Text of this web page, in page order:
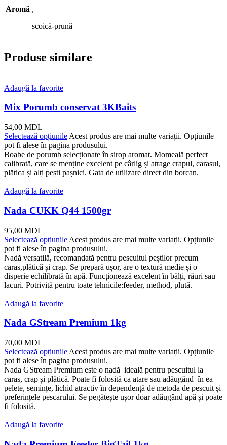
Aromă ,
scoică-prună
Produse similare
Adaugă la favorite
Mix Porumb conservat 3KBaits
54,00 MDL
Selectează opțiunile Acest produs are mai multe variații. Opțiunile
pot fi alese în pagina produsului.
Boabe de porumb selecționate în sirop aromat. Momeală perfect
calibrată, care se menține excelent pe cârlig și atrage crapul, carasul,
plătica și alți pești pașnici. Gata de utilizare direct din borcan.
Adaugă la favorite
Nada CUKK Q44 1500gr
95,00 MDL
Selectează opțiunile Acest produs are mai multe variații. Opțiunile
pot fi alese în pagina produsului.
Nadă versatilă, recomandată pentru pescuitul peștilor precum
caras,plătică și crap. Se prepară ușor, are o textură medie și o
disperie echilibrată în apă. Funcționează excelent în bălți, râuri sau
lacuri. Potrivită pentru toate tehnicile:feeder, method, plută.
Adaugă la favorite
Nada GStream Premium 1kg
70,00 MDL
Selectează opțiunile Acest produs are mai multe variații. Opțiunile
pot fi alese în pagina produsului.
Nada GStream Premium este o nadă ideală pentru pescuitul la
caras, crap și plătică. Poate fi folosită ca atare sau adăugând în ea
pelete, semințe, lichid atractiv în dependență de metoda de pescuit și
preferințele pescarului. Se pegătește ușor doar adăugând apă și poate
fi folosită.
Adaugă la favorite